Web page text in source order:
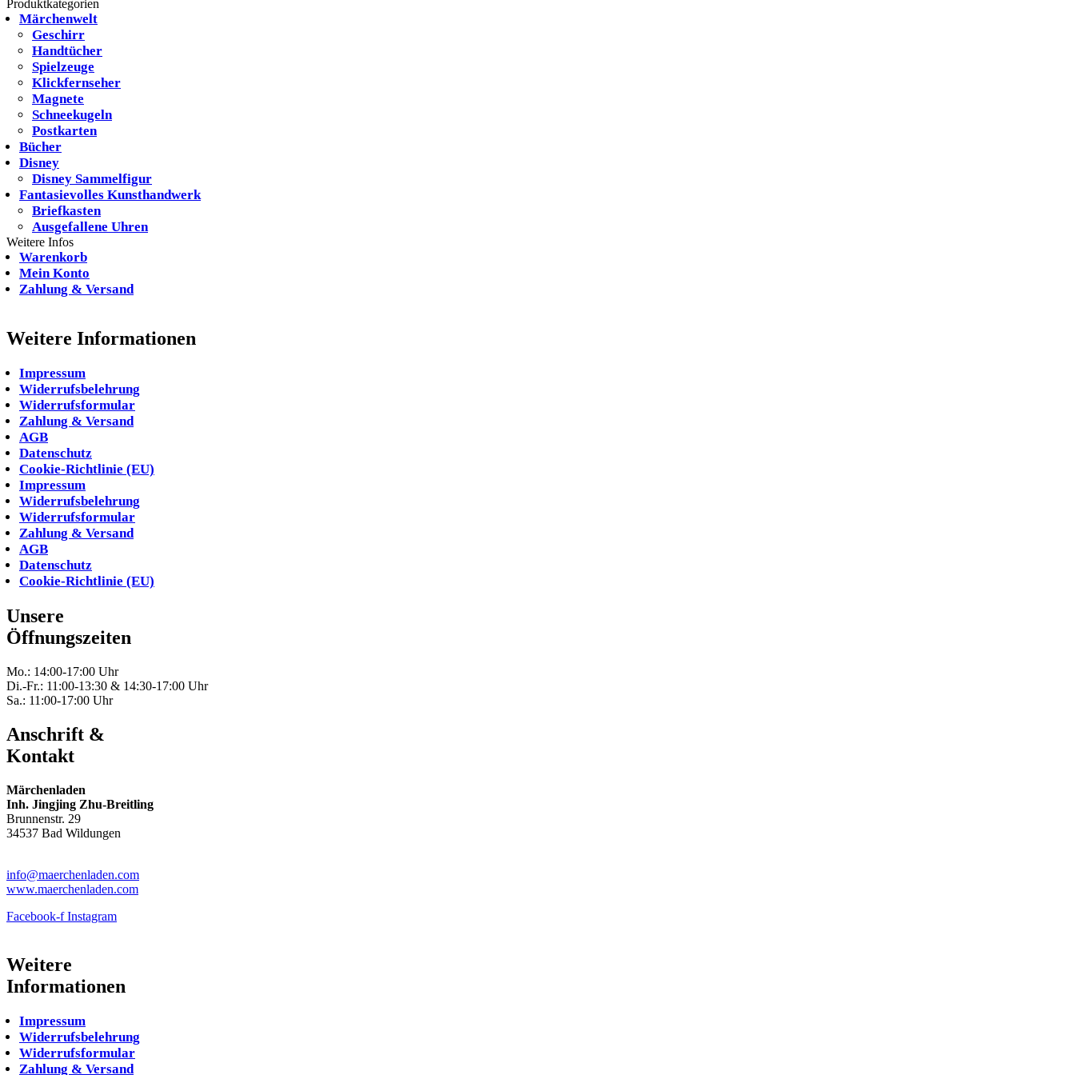
Produktkategorien
Märchenwelt
Geschirr
Handtücher
Spielzeuge
Klickfernseher
Magnete
Schneekugeln
Postkarten
Bücher
Disney
Disney Sammelfigur
Fantasievolles Kunsthandwerk
Briefkasten
Ausgefallene Uhren
Weitere Infos
Warenkorb
Mein Konto
Zahlung & Versand
Weitere Informationen
Impressum
Widerrufsbelehrung
Widerrufsformular
Zahlung & Versand
AGB
Datenschutz
Cookie-Richtlinie (EU)
Impressum
Widerrufsbelehrung
Widerrufsformular
Zahlung & Versand
AGB
Datenschutz
Cookie-Richtlinie (EU)
Unsere
Öffnungszeiten
Mo.: 14:00-17:00 Uhr
Di.-Fr.: 11:00-13:30 & 14:30-17:00 Uhr
Sa.: 11:00-17:00 Uhr
Anschrift &
Kontakt
Märchenladen
Inh. Jingjing Zhu-Breitling
Brunnenstr. 29
34537 Bad Wildungen
info@maerchenladen.com
www.maerchenladen.com
Facebook-f Instagram
Weitere
Informationen
Impressum
Widerrufsbelehrung
Widerrufsformular
Zahlung & Versand